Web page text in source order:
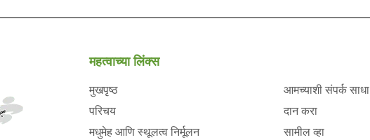
महत्वाच्या लिंक्स
मुखपृष्ठ
परिचय
मधुमेह आणि स्थूलत्व निर्मूलन
आमच्याशी संपर्क साधा
दान करा
सामील व्हा